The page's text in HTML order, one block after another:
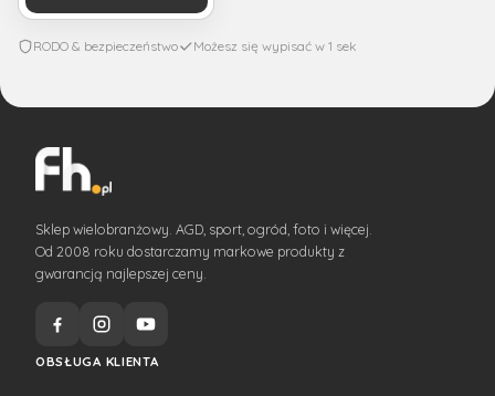
RODO & bezpieczeństwo Możesz się wypisać w 1 sek
Sklep wielobranżowy. AGD, sport, ogród, foto i więcej.
Od 2008 roku dostarczamy markowe produkty z
gwarancją najlepszej ceny.
OBSŁUGA KLIENTA